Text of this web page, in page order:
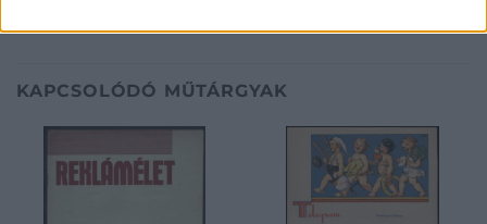
KAPCSOLÓDÓ MŰTÁRGYAK